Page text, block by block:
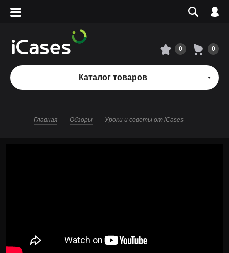
Вход
Сервисный центр
О магазине
0 0
Каталог товаров
Главная Обзоры Уроки и советы от iCases